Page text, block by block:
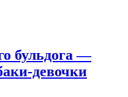
бульдога —
девочки